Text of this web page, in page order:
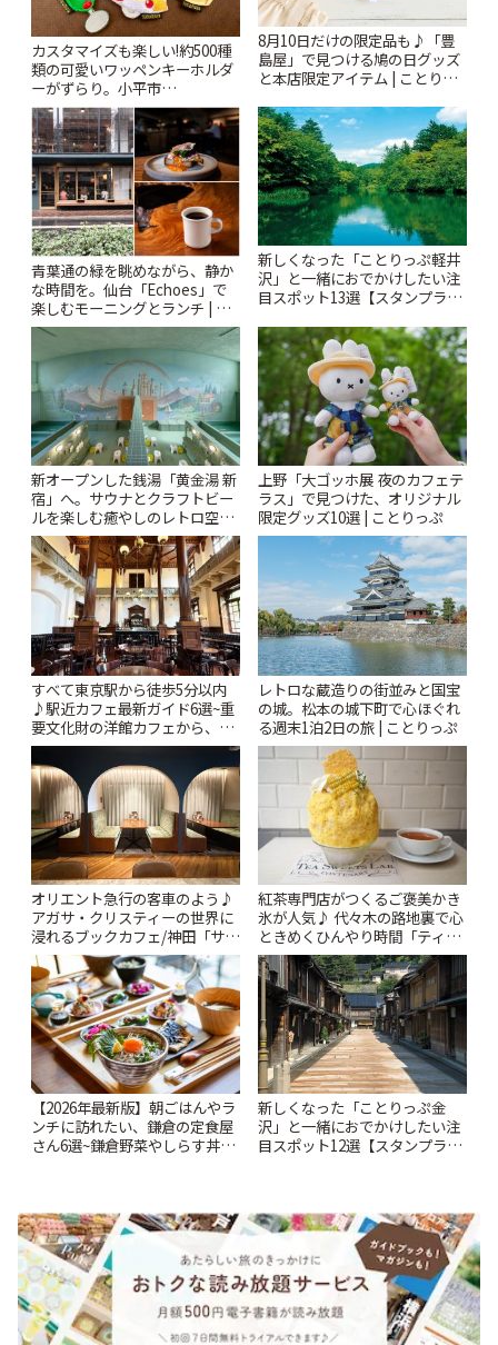
カスタマイズも楽しい!約500種
類の可愛いワッペンキーホルダ
ーがずらり。小平市
「Kimamaya T&K」 | ことりっ
ぷ
8月10日だけの限定品も♪「豊
島屋」で見つける鳩の日グッズ
と本店限定アイテム | ことりっ
青葉通の緑を眺めながら、静か
な時間を。仙台「Echoes」で
楽しむモーニングとランチ | こ
とりっぷ
新しくなった「ことりっぷ軽井
沢」と一緒におでかけしたい注
目スポット13選【スタンプラリ
新オープンした銭湯「黄金湯 新
宿」へ。サウナとクラフトビー
ルを楽しむ癒やしのレトロ空間
| ことりっぷ
上野「大ゴッホ展 夜のカフェテ
ラス」で見つけた、オリジナル
限定グッズ10選 | ことりっぷ
すべて東京駅から徒歩5分以内
♪駅近カフェ最新ガイド6選~重
要文化財の洋館カフェから、改
札すぐのレトロ喫茶まで~ | こと
りっぷ
レトロな蔵造りの街並みと国宝
の城。松本の城下町で心ほぐれ
る週末1泊2日の旅 | ことりっぷ
オリエント急行の客車のよう♪
アガサ・クリスティーの世界に
浸れるブックカフェ/神田「サロ
ンクリスティ」 | ことりっぷ
紅茶専門店がつくるご褒美かき
氷が人気♪ 代々木の路地裏で心
ときめくひんやり時間「ティー
スイーツ ラボ コンテナート」 |
ことりっぷ
【2026年最新版】朝ごはんやラ
ンチに訪れたい、鎌倉の定食屋
さん6選~鎌倉野菜やしらす丼な
新しくなった「ことりっぷ金
沢」と一緒におでかけしたい注
目スポット12選【スタンプラリ